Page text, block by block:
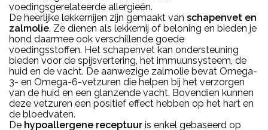
voedingsgerelateerde allergieën.
De heerlijke lekkernijen zijn gemaakt van schapenvet en
zalmolie. Ze dienen als lekkernij of beloning en bieden je
hond daarmee ook verschillende goede
voedingsstoffen. Het schapenvet kan ondersteuning
bieden voor de spijsvertering, het immuunsysteem, de
huid en de vacht. De aanwezige zalmolie bevat Omega-
3- en Omega-6-vetzuren die helpen bij het verzorgen
van de huid en een glanzende vacht. Bovendien kunnen
deze vetzuren een positief effect hebben op het hart en
de bloedvaten.
De hypoallergene receptuur is enkel gebaseerd op